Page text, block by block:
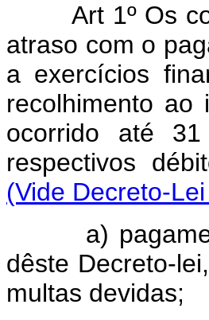
Art 1º Os
atraso com o
a exercícios
recolhimento
ocorrido até
respectivos
(Vide Decreto-
a)
dêste Decreto-
multas devidas;